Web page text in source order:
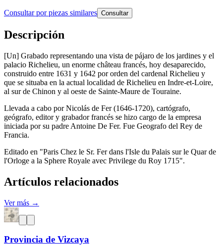
Consultar por piezas similares Consultar
Descripción
[Un] Grabado representando una vista de pájaro de los jardines y el
palacio Richelieu, un enorme château francés, hoy desaparecido,
construido entre 1631 y 1642 por orden del cardenal Richelieu y
que se situaba en la actual localidad de Richelieu en Indre-et-Loire,
al sur de Chinon y al oeste de Sainte-Maure de Touraine.
Llevada a cabo por Nicolás de Fer (1646-1720), cartógrafo,
geógrafo, editor y grabador francés se hizo cargo de la empresa
iniciada por su padre Antoine De Fer. Fue Geografo del Rey de
Francia.
Editado en "Paris Chez le Sr. Fer dans l'Isle du Palais sur le Quar de
l'Orloge a la Sphere Royale avec Privilege du Roy 1715".
Artículos relacionados
Ver más →
Provincia de Vizcaya